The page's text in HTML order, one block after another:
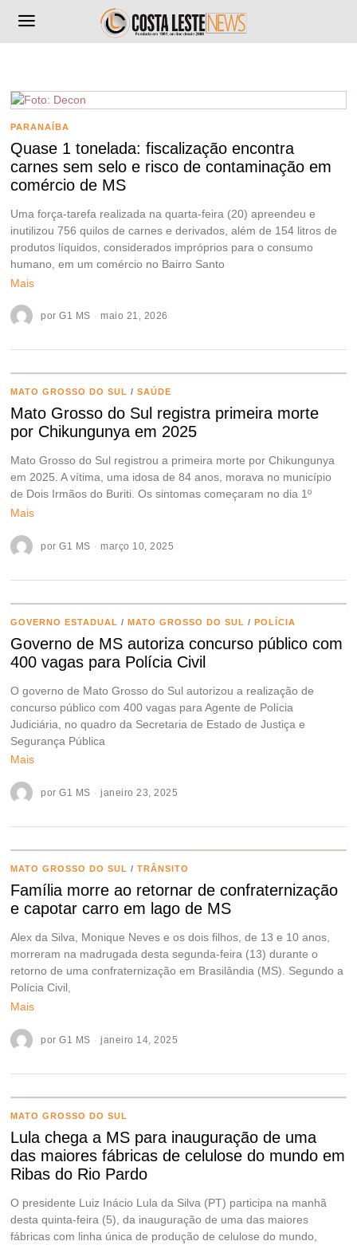
PARANAÍBA
Quase 1 tonelada: fiscalização encontra
carnes sem selo e risco de contaminação em
comércio de MS
Uma força-tarefa realizada na quarta-feira (20) apreendeu e
inutilizou 756 quilos de carnes e derivados, além de 154 litros de
produtos líquidos, considerados impróprios para o consumo
humano, em um comércio no Bairro Santo
Mais
porG1 MS maio 21, 2026
MATO GROSSO DO SUL / SAÚDE
Mato Grosso do Sul registra primeira morte
por Chikungunya em 2025
Mato Grosso do Sul registrou a primeira morte por Chikungunya
em 2025. A vítima, uma idosa de 84 anos, morava no município
de Dois Irmãos do Buriti. Os sintomas começaram no dia 1º
Mais
porG1 MS março 10, 2025
GOVERNO ESTADUAL / MATO GROSSO DO SUL / POLÍCIA
Governo de MS autoriza concurso público com
400 vagas para Polícia Civil
O governo de Mato Grosso do Sul autorizou a realização de
concurso público com 400 vagas para Agente de Polícia
Judiciária, no quadro da Secretaria de Estado de Justiça e
Segurança Pública
Mais
porG1 MS janeiro 23, 2025
MATO GROSSO DO SUL / TRÂNSITO
Família morre ao retornar de confraternização
e capotar carro em lago de MS
Alex da Silva, Monique Neves e os dois filhos, de 13 e 10 anos,
morreram na madrugada desta segunda-feira (13) durante o
retorno de uma confraternização em Brasilândia (MS). Segundo a
Polícia Civil,
Mais
porG1 MS janeiro 14, 2025
MATO GROSSO DO SUL
Lula chega a MS para inauguração de uma
das maiores fábricas de celulose do mundo em
Ribas do Rio Pardo
O presidente Luiz Inácio Lula da Silva (PT) participa na manhã
desta quinta-feira (5), da inauguração de uma das maiores
fábricas com linha única de produção de celulose do mundo,